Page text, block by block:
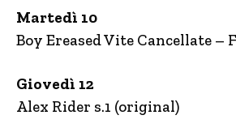
Martedì 10
Boy Ereased Vite Cancellate –
Giovedì 12
Alex Rider s.1 (original)